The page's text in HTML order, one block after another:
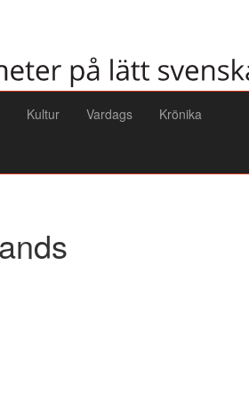
Kultur Vardags Krönika